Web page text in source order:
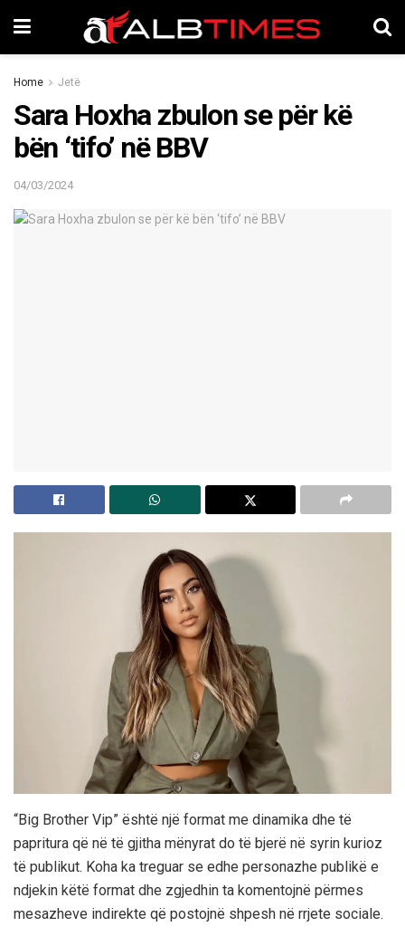
Home Jetë
Sara Hoxha zbulon se për kë
bën ‘tifo’ në BBV
04/03/2024
“Big Brother Vip” është një format me dinamika dhe të
papritura që në të gjitha mënyrat do të bjerë në syrin kurioz
të publikut. Koha ka treguar se edhe personazhe publikë e
ndjekin këtë format dhe zgjedhin ta komentojnë përmes
mesazheve indirekte që postojnë shpesh në rrjete sociale.